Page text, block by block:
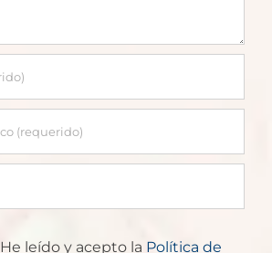
He leído y acepto la Política de